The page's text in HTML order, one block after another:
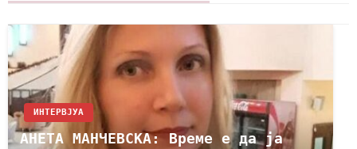
ИНТЕРВЈУА
АНЕТА МАНЧЕВСКА: Време е да ја